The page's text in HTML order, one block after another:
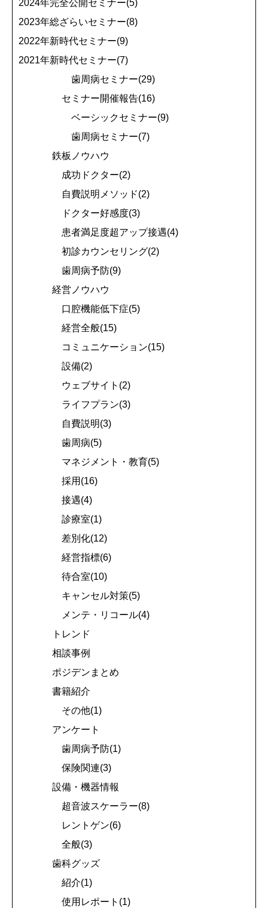
2024年完全公開セミナー(5)
2023年総ざらいセミナー(8)
2022年新時代セミナー(9)
2021年新時代セミナー(7)
歯周病セミナー(29)
セミナー開催報告(16)
ベーシックセミナー(9)
歯周病セミナー(7)
鉄板ノウハウ
成功ドクター(2)
自費説明メソッド(2)
ドクター好感度(3)
患者満足度超アップ接遇(4)
初診カウンセリング(2)
歯周病予防(9)
経営ノウハウ
口腔機能低下症(5)
経営全般(15)
コミュニケーション(15)
設備(2)
ウェブサイト(2)
ライフプラン(3)
自費説明(3)
歯周病(5)
マネジメント・教育(5)
採用(16)
接遇(4)
診療室(1)
差別化(12)
経営指標(6)
待合室(10)
キャンセル対策(5)
メンテ・リコール(4)
トレンド
相談事例
ポジデンまとめ
書籍紹介
その他(1)
アンケート
歯周病予防(1)
保険関連(3)
設備・機器情報
超音波スケーラー(8)
レントゲン(6)
全般(3)
歯科グッズ
紹介(1)
使用レポート(1)